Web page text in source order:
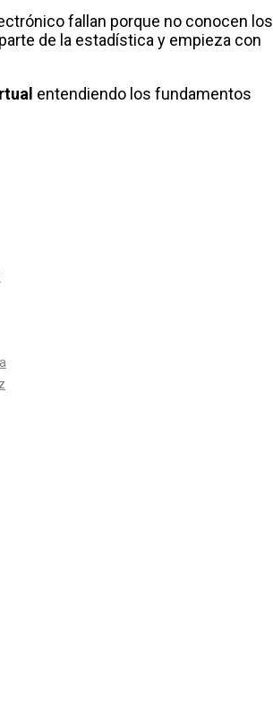
fallan porque no conocen los
de la estadística y empieza con
entendiendo los fundamentos